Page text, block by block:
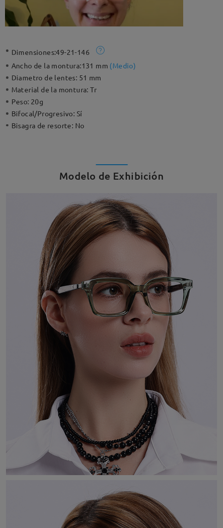
Dimensiones:49-21-146
Ancho de la montura:131 mm (Medio)
Diametro de lentes: 51 mm
Material de la montura:Tr
Peso: 20g
Bifocal/Progresivo: Sí
Bisagra de resorte: No
Modelo de Exhibición